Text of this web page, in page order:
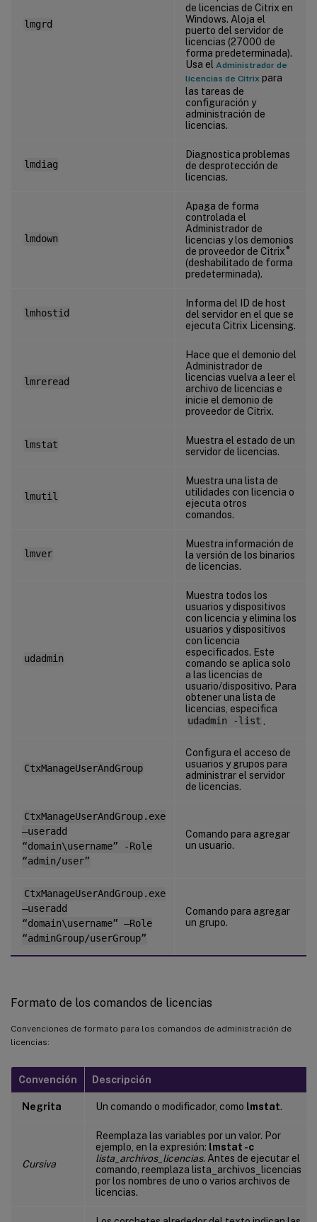
lmgrd
de licencias de Citrix en
Windows. Aloja el
puerto del servidor de
licencias (27000 de
forma predeterminada).
Usa el Administrador de
licencias de Citrix para
las tareas de
configuración y
administración de
licencias.
lmdiag
Diagnostica problemas
de desprotección de
licencias.
lmdown
Apaga de forma
controlada el
Administrador de
licencias y los demonios
de proveedor de Citrix®
(deshabilitado de forma
predeterminada).
lmhostid
Informa del ID de host
del servidor en el que se
ejecuta Citrix Licensing.
lmreread
Hace que el demonio del
Administrador de
licencias vuelva a leer el
archivo de licencias e
inicie el demonio de
proveedor de Citrix.
lmstat
Muestra el estado de un
servidor de licencias.
lmutil
Muestra una lista de
utilidades con licencia o
ejecuta otros
comandos.
lmver
Muestra información de
la versión de los binarios
de licencias.
udadmin
Muestra todos los
usuarios y dispositivos
con licencia y elimina los
usuarios y dispositivos
con licencia
especificados. Este
comando se aplica solo
a las licencias de
usuario/dispositivo. Para
obtener una lista de
licencias, especifica
udadmin -list .
CtxManageUserAndGroup
Configura el acceso de
usuarios y grupos para
administrar el servidor
de licencias.
CtxManageUserAndGroup.exe
–useradd
“domain\username” -Role
“admin/user”
Comando para agregar
un usuario.
CtxManageUserAndGroup.exe
–useradd
“domain\username” –Role
“adminGroup/userGroup”
Comando para agregar
un grupo.
Formato de los comandos de licencias
Convenciones de formato para los comandos de administración de
licencias:
Convención Descripción
Negrita Un comando o modificador, como lmstat.
Cursiva
Reemplaza las variables por un valor. Por
ejemplo, en la expresión: lmstat -c
lista_archivos_licencias. Antes de ejecutar el
comando, reemplaza lista_archivos_licencias
por los nombres de uno o varios archivos de
licencias.